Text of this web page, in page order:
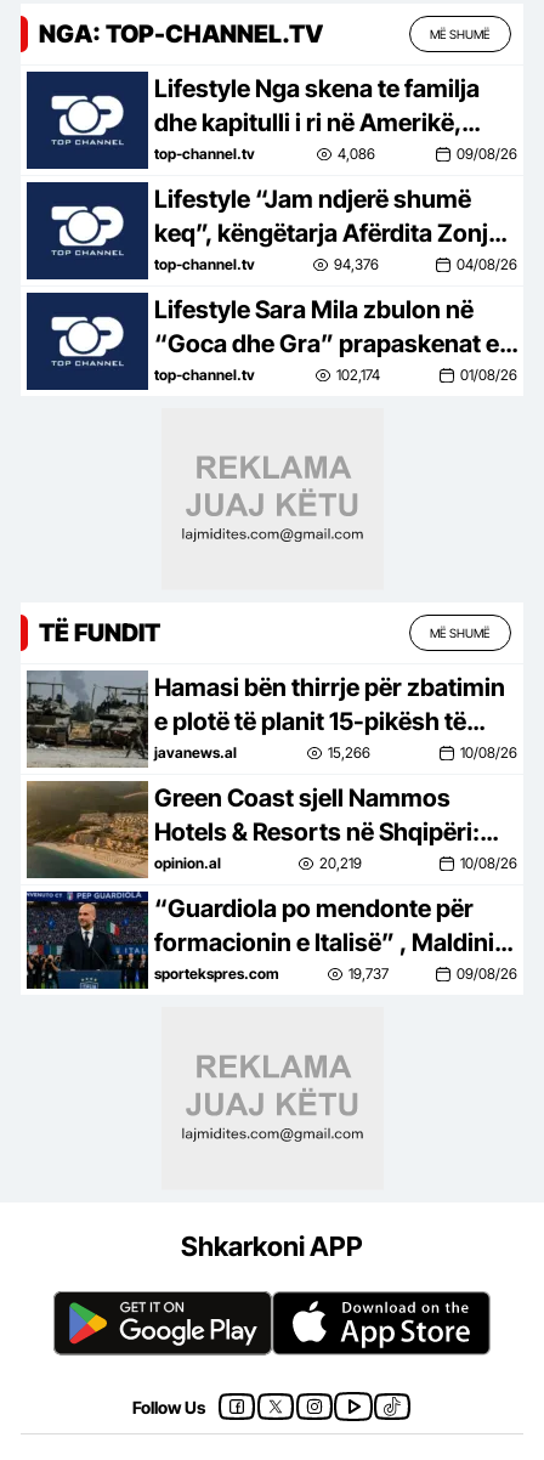
NGA: TOP-CHANNEL.TV MË SHUMË
Lifestyle Nga skena te familja
dhe kapitulli i ri në Amerikë,
Afërdita Zonja rrëfen jetën dhe
njohjen me gazetarin e njohur:
Me Arturin kemi qenë shokë të
ngushtë, s’e kuptuam kur…
top-channel.tv 4,086 09/08/26
Lifestyle “Jam ndjerë shumë
keq”, këngëtarja Afërdita Zonja:
Parashqevinë nuk e kam takuar
në Amerikë. Po të ishte në
Shqipëri…
top-channel.tv 94,376 04/08/26
Lifestyle Sara Mila zbulon në
“Goca dhe Gra” prapaskenat e
jetës së saj politike: Teatër jo i
top-channel.tv 102,174 01/08/26
TË FUNDIT MË SHUMË
Hamasi bën thirrje për zbatimin
e plotë të planit 15-pikësh të
Trumpit –
javanews.al 15,266 10/08/26
Green Coast sjell Nammos
Hotels & Resorts në Shqipëri:
Destinacion i ri lifestyle
opinion.al 20,219 10/08/26
“Guardiola po mendonte për
formacionin e Italisë” , Maldini
tregon prapaskenat: Ishim
sportekspres.com 19,737 09/08/26
Shkarkoni APP
Follow Us